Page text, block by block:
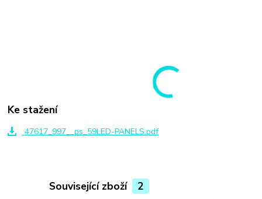
Ke stažení
47617_997__ps_59LED-PANELS.pdf
Související zboží 2